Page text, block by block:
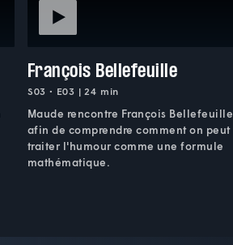
François Bellefeuille
S03 • E03 | 24 min
Maude rencontre François Bellefeuille
afin de comprendre comment on peut
traiter l'humour comme une formule
mathématique.